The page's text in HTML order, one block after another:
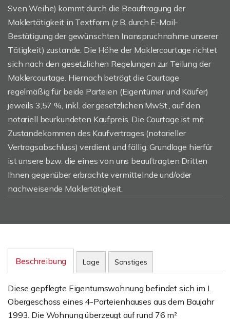
Sven Weihe) kommt durch die Beauftragung der
Maklertätigkeit in Textform (z.B. durch E-Mail-
Bestätigung der gewünschten Inanspruchnahme unserer
Tätigkeit) zustande. Die Höhe der Maklercourtage richtet
sich nach den gesetzlichen Regelungen zur Teilung der
Maklercourtage. Hiernach beträgt die Courtage
regelmäßig für beide Parteien (Eigentümer und Käufer)
jeweils 3,57 %, inkl. der gesetzlichen MwSt., auf den
notariell beurkundeten Kaufpreis. Die Courtage ist mit
Zustandekommen des Kaufvertrages (notarieller
Vertragsabschluss) verdient und fällig. Grundlage hierfür
ist unsere bzw. die eines von uns beauftragten Dritten
Ihnen gegenüber erbrachte vermittelnde und/oder
nachweisende Maklertätigkeit.
Beschreibung Lage Sonstiges
Diese gepflegte Eigentumswohnung befindet sich im I.
Obergeschoss eines 4-Parteienhauses aus dem Baujahr
1993. Die Wohnung überzeugt auf rund 76 m²